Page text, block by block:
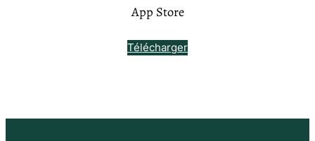
App Store
Télécharger